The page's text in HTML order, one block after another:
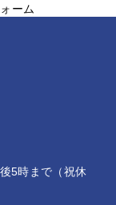
ーム
5時まで（祝休